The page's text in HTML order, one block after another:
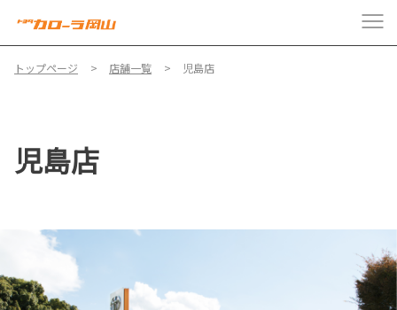
トップページ 店舗一覧 児島店
児島店